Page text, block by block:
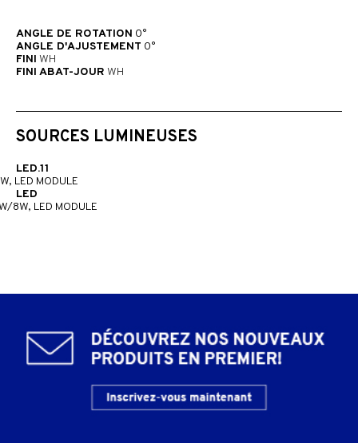
ANGLE DE ROTATION 0°
ANGLE D'AJUSTEMENT 0°
FINI WH
FINI ABAT-JOUR WH
SOURCES LUMINEUSES
LED.11
LED MODULE
LED
8W, LED MODULE